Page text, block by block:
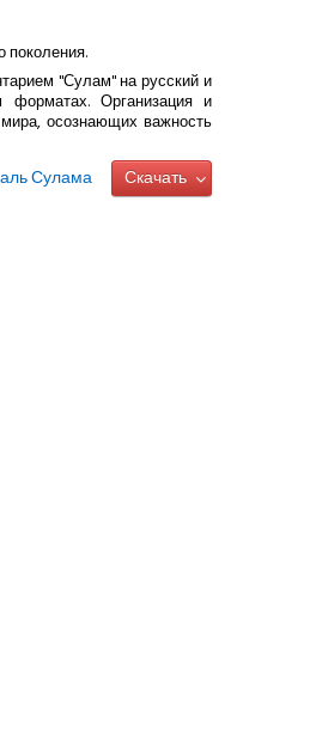
поколения.
"Сулам" на русский и
Организация и
осознающих важность
Сулама Скачать